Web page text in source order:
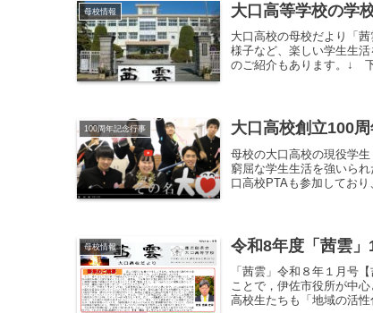
母校情報 大口高等学校の学
大口高校の母校だより「
様子など、楽しい学生生
のご紹介もあります。↓
100周年記念行事 大口高校創立100
母校の大口高校の現役学
窮屈な学生生活を強いら
口高校PTAも参加しており
母校情報 令和8年度「茜雲
「茜雲」令和８年１月号
ことで，伊佐市役所が中
高校生たちも「地域の活